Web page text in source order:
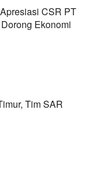
CSR PT
Ekonomi
Tim SAR